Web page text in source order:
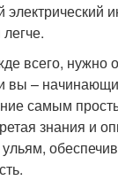
электрический
всего, нужно
вы –
самым
знания и